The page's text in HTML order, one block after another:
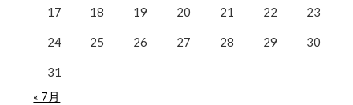
17 18 19 20 21 22 23
24 25 26 27 28 29 30
31
« 7月